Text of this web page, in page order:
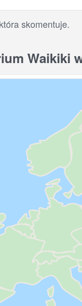
skomentuje.
Waikiki